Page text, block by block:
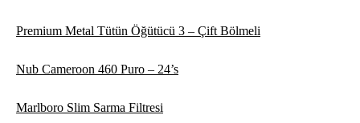
Premium Metal Tütün Öğütücü 3 – Çift Bölmeli
Nub Cameroon 460 Puro – 24’s
Marlboro Slim Sarma Filtresi